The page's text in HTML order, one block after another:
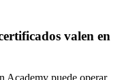
valen en
Academy puede operar